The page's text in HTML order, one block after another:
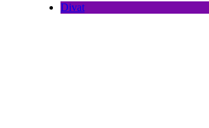
Divat